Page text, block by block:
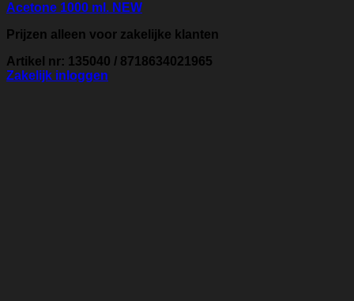
Acetone 1000 ml. NEW
Prijzen alleen voor zakelijke klanten
Artikel nr: 135040 / 8718634021965
Zakelijk inloggen